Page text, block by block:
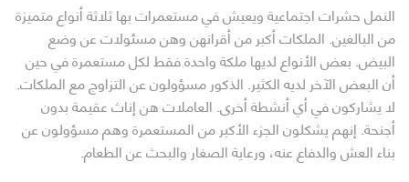
النمل حشرات اجتماعية ويعيش في مستعمرات بها ثلاثة أنواع متميزة
من البالغين. الملكات أكبر من أقرانهن وهن مسئولات عن وضع
البيض. بعض الأنواع لديها ملكة واحدة فقط لكل مستعمرة في حين
أن البعض الآخر لديه الكثير. الذكور مسؤولون عن التزاوج مع الملكات.
لا يشاركون في أي أنشطة أخرى. العاملات هن إناث عقيمة بدون
أجنحة. إنهم يشكلون الجزء الأكبر من المستعمرة وهم مسؤولون عن
بناء العش والدفاع عنه، ورعاية الصغار والبحث عن الطعام.